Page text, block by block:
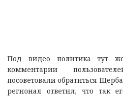
Под видео политика тут
комментарии
посоветовали обратиться
регионал ответил, что так